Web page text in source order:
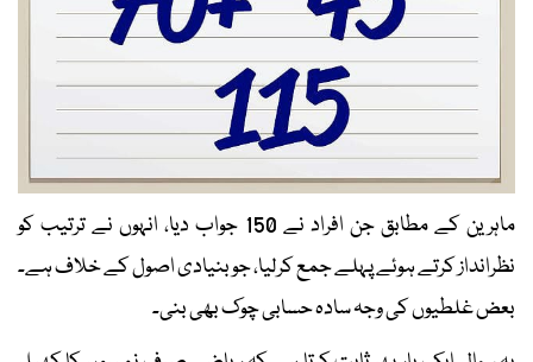
ماہرین کے مطابق جن افراد نے 150 جواب دیا، انہوں نے ترتیب کو
نظرانداز کرتے ہوئے پہلے جمع کرلیا، جو بنیادی اصول کے خلاف ہے۔
بعض غلطیوں کی وجہ سادہ حسابی چوک بھی بنی۔